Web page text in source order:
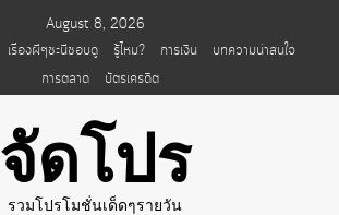
August 8, 2026
เรื่องผีๆชะนีชอบดู รู้ไหม? การเงิน
บทความน่าสนใจ
การตลาด
บัตรเครดิต
จัดโปร
รวมโปรโมชั่นเด็ดๆรายวัน